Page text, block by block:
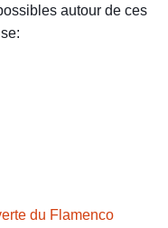
autour de ces
du Flamenco